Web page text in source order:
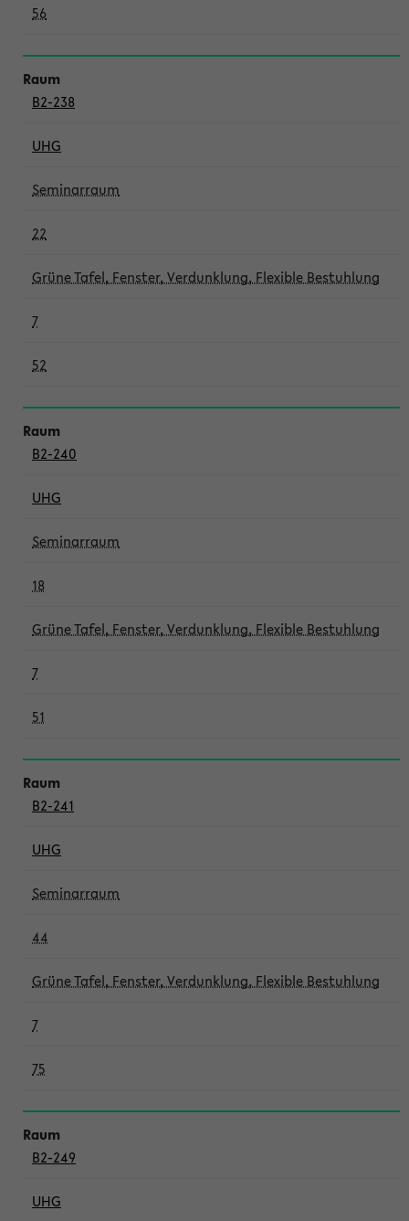
56
B2-238
UHG
Seminarraum
22
Grüne Tafel, Fenster, Verdunklung, Flexible Bestuhlung
7
52
B2-240
UHG
Seminarraum
18
Grüne Tafel, Fenster, Verdunklung, Flexible Bestuhlung
7
51
B2-241
UHG
Seminarraum
44
Grüne Tafel, Fenster, Verdunklung, Flexible Bestuhlung
7
75
B2-249
UHG